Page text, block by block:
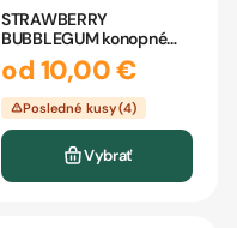
STRAWBERRY
BUBBLEGUM konopné
CBD šišky Happease
od 10,00 €
Posledné kusy (4)
Vybrať